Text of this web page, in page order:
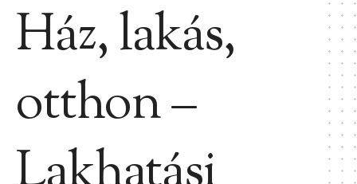
Ház, lakás,
otthon –